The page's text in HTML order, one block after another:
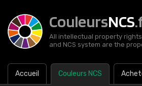
CouleursNCS
All intellectual property
and NCS system are the
Accueil Couleurs NCS